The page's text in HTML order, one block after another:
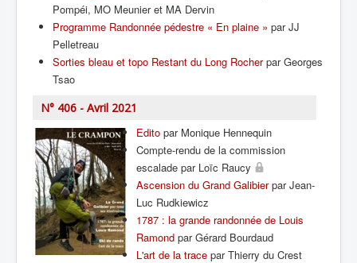
Pompéi, MO Meunier et MA Dervin
Programme Randonnée pédestre « En plaine » par JJ
Pelletreau
Sorties bleau et topo Restant du Long Rocherpar Georges
Tsao
N° 406 - Avril 2021
Edito par Monique Hennequin
Compte-rendu de la commission
escalade par Loïc Raucy
Ascension du Grand Galibierpar Jean-
Luc Rudkiewicz
1787 : la grande randonnée de Louis
Ramond par Gérard Bourdaud
L'art de la trace par Thierry du Crest